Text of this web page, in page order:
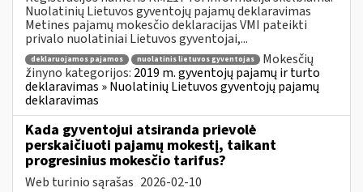
Nuolatinių Lietuvos gyventojų pajamų deklaravimas
Metines pajamų mokesčio deklaracijas VMI pateikti
privalo nuolatiniai Lietuvos gyventojai,...
deklaruojamos pajamos nuolatinis lietuvos gyventojas
Mokesčių
žinyno kategorijos: 2019 m. gyventojų pajamų ir turto
deklaravimas » Nuolatinių Lietuvos gyventojų pajamų
deklaravimas
Kada gyventojui atsiranda prievolė
perskaičiuoti pajamų mokestį, taikant
progresinius mokesčio tarifus?
Web turinio sąrašas 2026-02-10